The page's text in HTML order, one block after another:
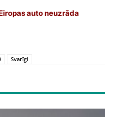
auto neuzrāda
Svarīgi